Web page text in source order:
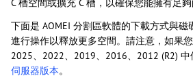
C 槽空間或擴充 C 槽，以確保您能擁有足夠
下面是 AOMEI 分割區軟體的下載方式與
進行操作以釋放更多空間。請注意，如果
2025、2022、2019、2016、2012 (R2)
伺服器版本。